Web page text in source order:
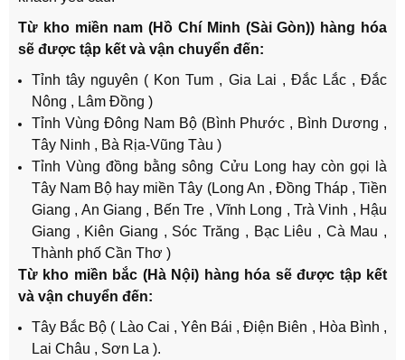
Từ kho miền nam (Hồ Chí Minh (Sài Gòn)) hàng hóa
sẽ được tập kết và vận chuyển đến:
Tỉnh tây nguyên ( Kon Tum , Gia Lai , Đắc Lắc , Đắc
Nông , Lâm Đồng )
Tỉnh Vùng Đông Nam Bộ (Bình Phước , Bình Dương ,
Tây Ninh , Bà Rịa-Vũng Tàu )
Tỉnh Vùng đồng bằng sông Cửu Long hay còn gọi là
Tây Nam Bộ hay miền Tây (Long An , Đồng Tháp , Tiền
Giang , An Giang , Bến Tre , Vĩnh Long , Trà Vinh , Hậu
Giang , Kiên Giang , Sóc Trăng , Bạc Liêu , Cà Mau ,
Thành phố Cần Thơ )
Từ kho miền bắc (Hà Nội) hàng hóa sẽ được tập kết
và vận chuyển đến:
Tây Bắc Bộ ( Lào Cai , Yên Bái , Điện Biên , Hòa Bình ,
Lai Châu , Sơn La ).